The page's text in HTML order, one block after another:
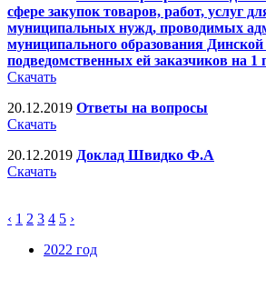
сфере закупок товаров, работ, услуг
муниципальных нужд, проводимых
муниципального образования
подведомственных ей заказчиков на 1
Скачать
20.12.2019 Ответы на вопросы
Скачать
20.12.2019 Доклад Швидко Ф.А
Скачать
‹ 1 2 3 4 5 ›
2022 год